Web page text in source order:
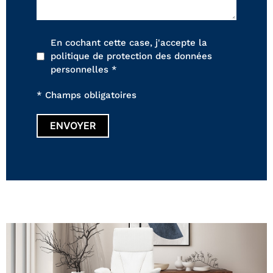
En cochant cette case, j'accepte la
politique de protection des données
personnelles *
* Champs obligatoires